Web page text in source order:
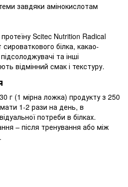
завдяки амінокислотам
Scitec Nutrition Radical
білка, какао-
та інші
відмінний смак і текстуру.
г (1 мірна ложка) продукту з 250
1-2 рази на день, в
потреби в білках.
– після тренування або між